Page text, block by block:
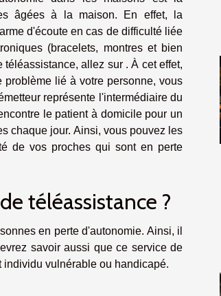
âgées à la maison. En effet, la
d'écoute en cas de difficulté liée
(bracelets, montres et bien
allez sur . À cet effet,
lié à votre personne, vous
représente l'intermédiaire du
le patient à domicile pour un
chaque jour. Ainsi, vous pouvez les
de vos proches qui sont en perte
téléassistance ?
en perte d'autonomie. Ainsi, il
savoir aussi que ce service de
individu vulnérable ou handicapé.